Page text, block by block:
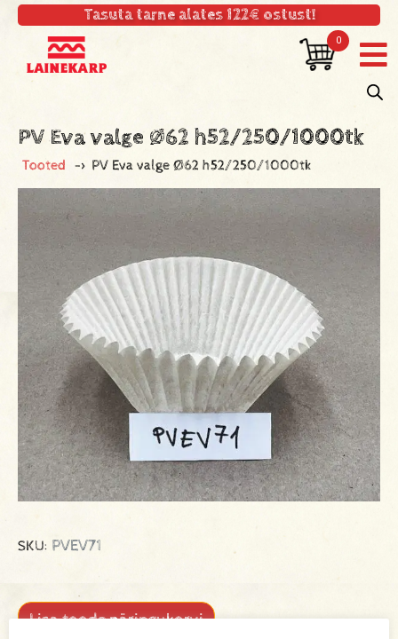
Tasuta tarne alates 122€ ostust!
0
PV Eva valge Ø62 h52/250/1000tk
Tooted -> PV Eva valge Ø62 h52/250/1000tk
SKU: PVEV71
Lisa toode päringukorvi